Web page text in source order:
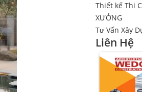
Thiết kế Thi
XƯỞNG
Tư Vấn Xây
Liên Hệ